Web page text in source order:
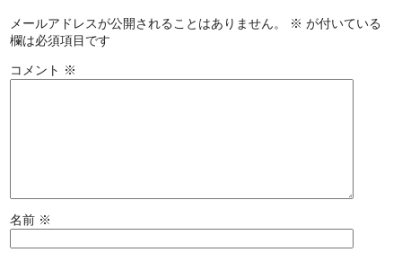
メールアドレスが公開されることはありません。 ※ が付いている
欄は必須項目です
コメント ※
名前 ※